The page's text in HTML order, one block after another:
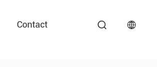
Contact